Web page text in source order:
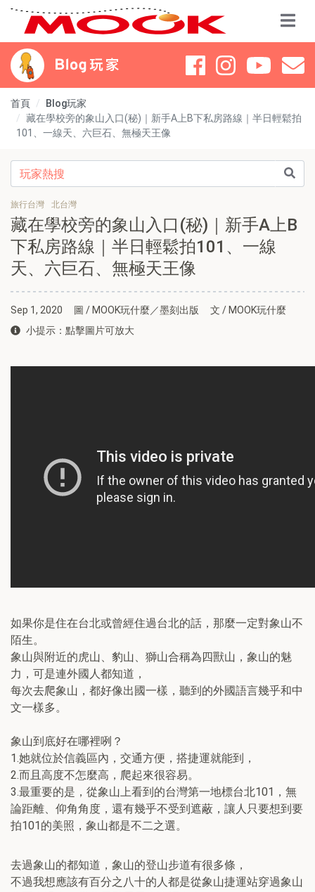
首頁
Blog玩家
藏在學校旁的象山入口(秘)｜新手A上B下私房路線｜半日輕鬆拍
101、一線天、六巨石、無極天王像
旅行台灣 北台灣
藏在學校旁的象山入口(秘)｜新手A上B
下私房路線｜半日輕鬆拍101、一線
天、六巨石、無極天王像
Sep 1, 2020 圖 / MOOK玩什麼／墨刻出版
文 / MOOK玩什麼
小提示：點擊圖片可放大
如果你是住在台北或曾經住過台北的話，那麼一定對象山不
陌生。
象山與附近的虎山、豹山、獅山合稱為四獸山，象山的魅
力，可是連外國人都知道，
每次去爬象山，都好像出國一樣，聽到的外國語言幾乎和中
文一樣多。
象山到底好在哪裡咧？
1.她就位於信義區內，交通方便，搭捷運就能到，
2.而且高度不怎麼高，爬起來很容易。
3.最重要的是，從象山上看到的台灣第一地標台北101，無
論距離、仰角角度，還有幾乎不受到遮蔽，讓人只要想到要
拍101的美照，象山都是不二之選。
去過象山的都知道，象山的登山步道有很多條，
不過我想應該有百分之八十的人都是從象山捷運站穿過象山